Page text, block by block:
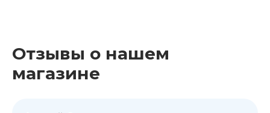
Отзывы о нашем
магазине